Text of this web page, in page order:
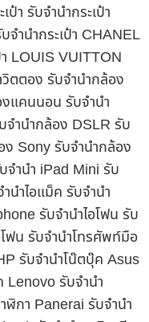
ป๋า รับจำนำกระเป๋า
จำนำกระเป๋า CHANEL
า LOUIS VUITTON
วิตตอง รับจำนำกล้อง
แคนนอน รับจำนำ
ำนำกล้อง DSLR รับ
ง Sony รับจำนำกล้อง
จำนำ iPad Mini รับ
นำไอแม็ค รับจำนำ
รับจำนำไอโฟน รับ
ฟน รับจำนำโทรศัพท์มือ
รับจำนำโน๊ตบุ๊ค Asus
Lenovo รับจำนำ
ฬิกา Panerai รับจำนำ